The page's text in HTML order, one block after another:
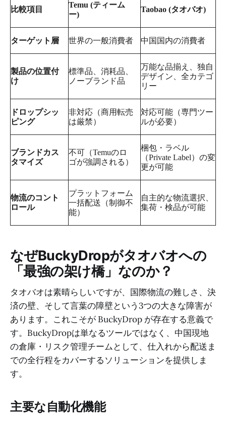
比較項目
Temu (ティーム
ー)
Taobao (タオバオ)
ターゲット層 世界の一般消費者 中国国内の消費者
製品の位置付
け
標準品、消耗品、
ノーブランド品
万能な品揃え、独自
デザイン、全カテゴ
リー
ドロップシッ
ピング
非対応（商用転売
は厳禁）
対応可能（専門ツー
ルが必要）
ブランドカス
タマイズ
不可（Temuのロ
ゴが強調される）
梱包・ラベル
（Private Label）の変
更が可能
物流のコント
ロール
プラットフォーム
一括配送（制御不
能）
自主的な物流選択、
集荷・検品が可能
なぜBuckyDropがタオバオへの
「最強の架け橋」なのか？
タオバオは素晴らしいですが、国際物流の難しさ、決
済の壁、そして言葉の障壁という3つの大きな障害が
あります。これこそが BuckyDrop が存在する意義で
す。BuckyDropは単なるツールではなく、中国現地
の倉庫・リスク管理チームとして、仕入れから配送ま
での全行程をカバーするソリューションを提供しま
す。
主要な自動化機能